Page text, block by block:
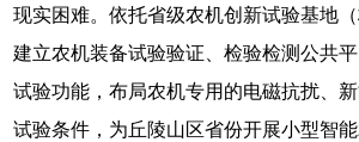
现实困难。依托省级农机创新试验基地（
建立农机装备试验验证、检验检测公共
试验功能，布局农机专用的电磁抗扰、
试验条件，为丘陵山区省份开展小型智